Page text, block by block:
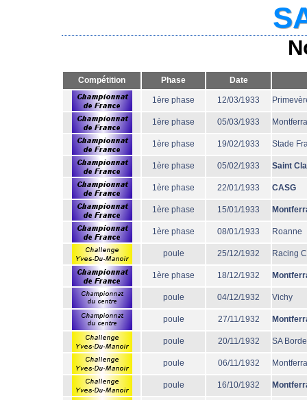
Compétition Phase Date
1ère phase 12/03/1933
1ère phase 05/03/1933
1ère phase 19/02/1933 Stade
1ère phase 05/02/1933 Saint
1ère phase 22/01/1933 CASG
1ère phase 15/01/1933
1ère phase 08/01/1933 Roanne
poule 25/12/1932 Racing
1ère phase 18/12/1932
poule 04/12/1932 Vichy
poule 27/11/1932
poule 20/11/1932 SA
poule 06/11/1932
poule 16/10/1932